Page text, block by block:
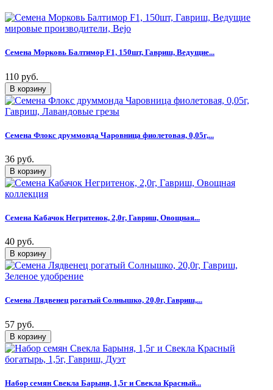
Семена Морковь Балтимор F1, 150шт, Гавриш, Ведущие...
110 руб.
Семена Флокс друммонда Чаровница фиолетовая, 0,05г,...
36 руб.
Семена Кабачок Негритенок, 2,0г, Гавриш, Овощная...
40 руб.
Семена Лядвенец рогатый Солнышко, 20,0г, Гавриш,...
57 руб.
Набор семян Свекла Барыня, 1,5г и Свекла Красный...